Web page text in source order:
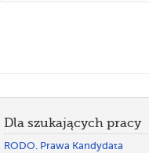
Dla szukających pracy
RODO. Prawa Kandydata